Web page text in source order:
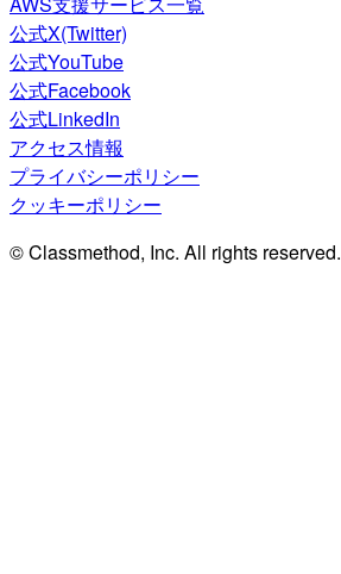
公式X(Twitter)
公式YouTube
公式Facebook
公式LinkedIn
アクセス情報
プライバシーポリシー
クッキーポリシー
© Classmethod, Inc. All rights reserved.